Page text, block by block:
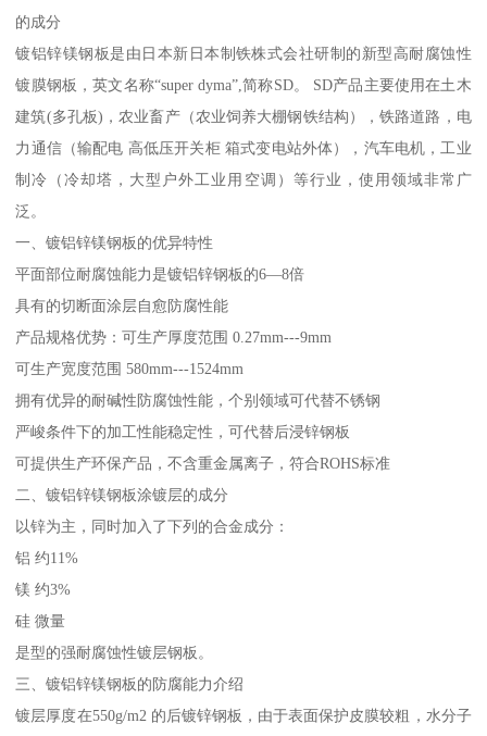
的成分
镀铝锌镁钢板是由日本新日本制铁株式会社研制的新型高耐腐蚀性
镀膜钢板，英文名称“super dyma”,简称SD。 SD产品主要使用在土木
建筑(多孔板)，农业畜产（农业饲养大棚钢铁结构），铁路道路，电
力通信（输配电 高低压开关柜 箱式变电站外体），汽车电机，工业
制冷（冷却塔，大型户外工业用空调）等行业，使用领域非常广
泛。
一、镀铝锌镁钢板的优异特性
平面部位耐腐蚀能力是镀铝锌钢板的6—8倍
具有的切断面涂层自愈防腐性能
产品规格优势：可生产厚度范围 0.27mm---9mm
可生产宽度范围 580mm---1524mm
拥有优异的耐碱性防腐蚀性能，个别领域可代替不锈钢
严峻条件下的加工性能稳定性，可代替后浸锌钢板
可提供生产环保产品，不含重金属离子，符合ROHS标准
二、镀铝锌镁钢板涂镀层的成分
以锌为主，同时加入了下列的合金成分：
铝 约11%
镁 约3%
硅 微量
是型的强耐腐蚀性镀层钢板。
三、镀铝锌镁钢板的防腐能力介绍
镀层厚度在550g/m2 的后镀锌钢板，由于表面保护皮膜较粗，水分子